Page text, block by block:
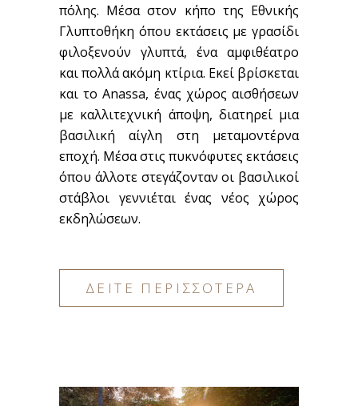
πόλης. Μέσα στον κήπο της Εθνικής
Γλυπτοθήκη όπου εκτάσεις με γρασίδι
φιλοξενούν γλυπτά, ένα αμφιθέατρο
και πολλά ακόμη κτίρια. Εκεί βρίσκεται
και το Anassa, ένας χώρος αισθήσεων
με καλλιτεχνική άποψη, διατηρεί μια
βασιλική αίγλη στη μεταμοντέρνα
εποχή. Μέσα στις πυκνόφυτες εκτάσεις
όπου άλλοτε στεγάζονταν οι βασιλικοί
στάβλοι γεννιέται ένας νέος χώρος
εκδηλώσεων.
ΔΕΙΤΕ ΠΕΡΙΣΣΟΤΕΡΑ